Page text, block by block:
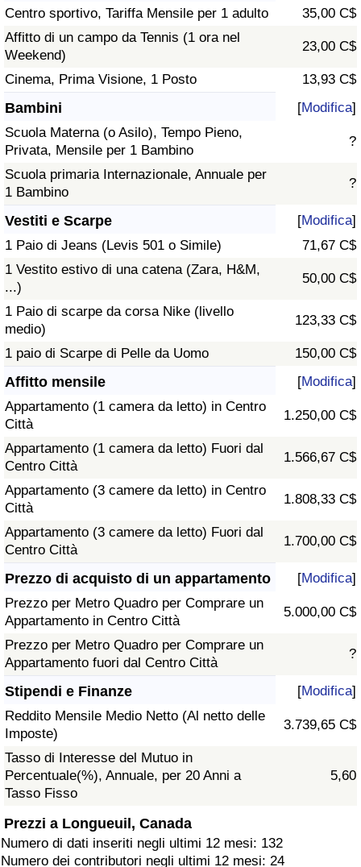
Centro sportivo, Tariffa Mensile per 1 adulto
35,00 C$
Affitto di un campo da Tennis (1 ora nel
Weekend)
23,00 C$
Cinema, Prima Visione, 1 Posto 13,93 C$
Bambini [Modifica]
Scuola Materna (o Asilo), Tempo Pieno,
Privata, Mensile per 1 Bambino
?
Scuola primaria Internazionale, Annuale per
1 Bambino
?
Vestiti e Scarpe [Modifica]
1 Paio di Jeans (Levis 501 o Simile)
71,67 C$
1 Vestito estivo di una catena (Zara, H&M,
...)
50,00 C$
1 Paio di scarpe da corsa Nike (livello
medio)
123,33 C$
1 paio di Scarpe di Pelle da Uomo 150,00 C$
Affitto mensile [Modifica]
Appartamento (1 camera da letto) in Centro
Città
1.250,00 C$
Appartamento (1 camera da letto) Fuori dal
Centro Città
1.566,67 C$
Appartamento (3 camere da letto) in Centro
Città
1.808,33 C$
Appartamento (3 camere da letto) Fuori dal
Centro Città
1.700,00 C$
Prezzo di acquisto di un appartamento [Modifica]
Prezzo per Metro Quadro per Comprare un
Appartamento in Centro Città
5.000,00 C$
Prezzo per Metro Quadro per Comprare un
Appartamento fuori dal Centro Città
?
Stipendi e Finanze [Modifica]
Reddito Mensile Medio Netto (Al netto delle
Imposte)
3.739,65 C$
Tasso di Interesse del Mutuo in
Percentuale(%), Annuale, per 20 Anni a
Tasso Fisso
5,60
Prezzi a Longueuil, Canada
Numero di dati inseriti negli ultimi 12 mesi: 132
Numero dei contributori negli ultimi 12 mesi: 24